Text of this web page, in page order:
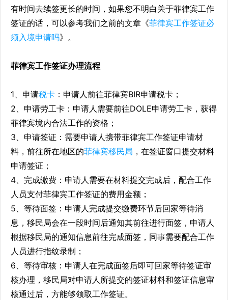
有时间去续签更长的时间，如果您不明白关于菲律宾工作
签证的话，可以参考我们之前的文章《菲律宾工作签证必
须入境申请吗》。
菲律宾工作签证办理流程
1、申请税卡 ：申请人前往菲律宾BIR申请税卡；
2、申请劳工卡：申请人需要前往DOLE申请劳工卡，获得
菲律宾境内合法工作的资格；
3、申请签证：需要申请人携带菲律宾工作签证申请材
料，前往所在地区的菲律宾移民局 ，在签证窗口提交材料
申请签证；
4、完成缴费：申请人需要在材料提交完成后，配合工作
人员支付菲律宾工作签证的费用金额；
5、等待面签：申请人完成提交缴费环节后回家等待消
息，移民局会在一段时间后通知其前往进行面签，申请人
根据移民局的通知信息前往完成面签，同事需要配合工作
人员进行指纹录制；
6、等待审核：申请人在完成面签后即可回家等待签证审
核办理，移民局对申请人所提交的签证材料和签证信息审
核通过后，方能够领取工作签证。